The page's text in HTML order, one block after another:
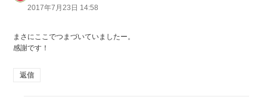
り:
2017年7月23日 14:58
まさにここでつまづいていましたー。
感謝です！
返信